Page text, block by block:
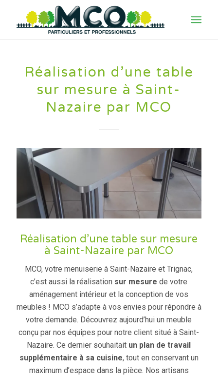
Réalisation d’une table
sur mesure à Saint-
Nazaire par MCO
Réalisation d’une table sur mesure
à Saint-Nazaire par MCO
MCO, votre menuiserie à Saint-Nazaire et Trignac,
c’est aussi la réalisation sur mesure de votre
aménagement intérieur et la conception de vos
meubles ! MCO s’adapte à vos envies pour répondre à
votre demande. Découvrez aujourd’hui un meuble
conçu par nos équipes pour notre client situé à Saint-
Nazaire. Ce dernier souhaitait un plan de travail
supplémentaire à sa cuisine, tout en conservant un
maximum d’espace dans la pièce. Nos artisans